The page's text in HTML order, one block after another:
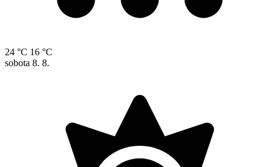
24 °C 16 °C
sobota 8. 8.